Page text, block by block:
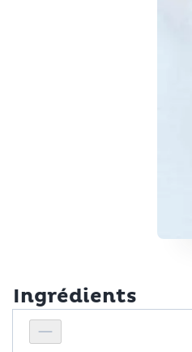
Ingrédients
Réduire le nombre de personnes
Personnes